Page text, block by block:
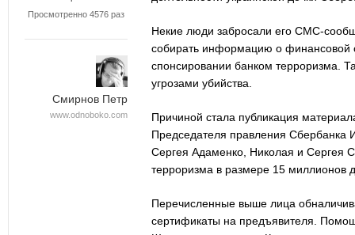
Просмотренно 4576 раз
Смирнов Петр
www.odnoboko.com
Некие люди забросали его СМС-
собирать информацию о финансовой
спонсировании банком терроризма.
угрозами убийства.
Причиной стала публикация
Председателя правления Сбербанка
Сергея Адаменко, Николая и Сергея
терроризма в размере 15 миллионов
Перечисленные выше лица
сертификаты на предъявителя.